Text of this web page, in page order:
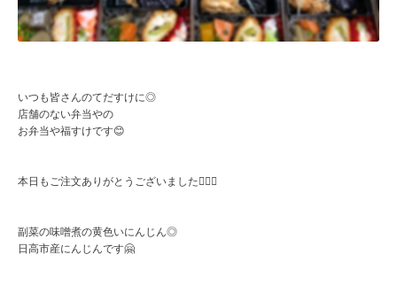
いつも皆さんのてだすけに◎
店舗のない弁当やの
お弁当や福すけです😊
本日もご注文ありがとうございました🙇🏻‍♀️
副菜の味噌煮の黄色いにんじん◎
日高市産にんじんです🤗